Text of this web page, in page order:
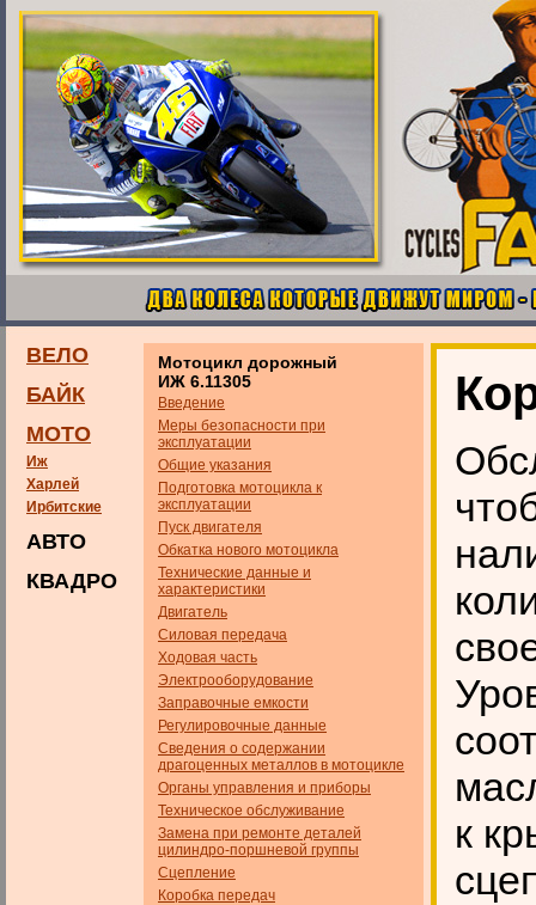
ВЕЛО
БАЙК
МОТО
Иж
Харлей
Ирбитские
АВТО
КВАДРО
Мотоцикл дорожный
ИЖ 6.11305
Введение
Меры безопасности при
эксплуатации
Общие указания
Подготовка мотоцикла к
эксплуатации
Пуск двигателя
Обкатка нового мотоцикла
Технические данные и
характеристики
Двигатель
Силовая передача
Ходовая часть
Электрооборудование
Заправочные емкости
Регулировочные данные
Сведения о содержании
драгоценных металлов в мотоцикле
Органы управления и приборы
Техническое обслуживание
Замена при ремонте деталей
цилиндро-поршневой группы
Сцепление
Коробка передач
к